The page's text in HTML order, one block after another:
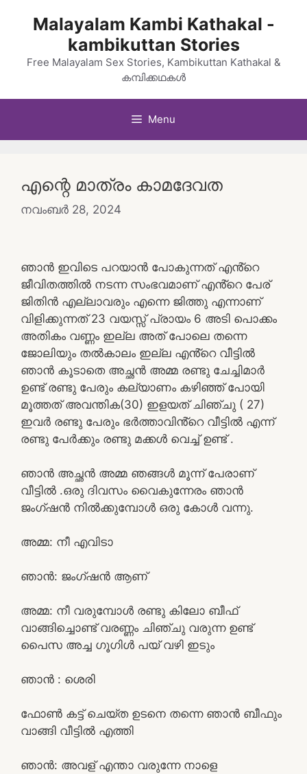
Malayalam Kambi Kathakal -
kambikuttan Stories
Free Malayalam Sex Stories, Kambikuttan Kathakal &
കമ്പിക്കഥകൾ
Menu
എന്റെ മാത്രം കാമദേവത
നവംബർ 28, 2024
ഞാൻ ഇവിടെ പറയാൻ പോകുന്നത് എൻ്റെ
ജീവിതത്തിൽ നടന്ന സംഭവമാണ് എൻ്റെ പേര്
ജിതിൻ എല്ലാവരും എന്നെ ജിത്തു എന്നാണ്
വിളിക്കുന്നത് 23 വയസ്സ് പ്രായം 6 അടി പൊക്കം
അതികം വണ്ണം ഇല്ല അത് പോലെ തന്നെ
ജോലിയും തൽകാലം ഇല്ല എൻ്റെ വീട്ടിൽ
ഞാൻ കൂടാതെ അച്ഛൻ അമ്മ രണ്ടു ചേച്ചിമാർ
ഉണ്ട് രണ്ടു പേരും കല്യാണം കഴിഞ്ഞ് പോയി
മൂത്തത് അവന്തിക(30) ഇളയത് ചിഞ്ചു ( 27)
ഇവർ രണ്ടു പേരും ഭർത്താവിൻ്റെ വീട്ടിൽ എന്ന്
രണ്ടു പേർക്കും രണ്ടു മക്കൾ വെച്ച് ഉണ്ട് .
ഞാൻ അച്ഛൻ അമ്മ ഞങ്ങൾ മൂന്ന് പേരാണ്
വീട്ടിൽ .ഒരു ദിവസം വൈകുന്നേരം ഞാൻ
ജംഗ്ഷൻ നിൽക്കുമ്പോൾ ഒരു കോൾ വന്നു.
അമ്മ: നീ എവിടാ
ഞാൻ: ജംഗ്ഷൻ ആണ്
അമ്മ: നീ വരുമ്പോൾ രണ്ടു കിലോ ബീഫ്
വാങ്ങിച്ചൊണ്ട് വരണ്ണം ചിഞ്ചു വരുന്ന ഉണ്ട്
പൈസ അച്ച ഗൂഗിൾ പയ് വഴി ഇടും
ഞാൻ : ശെരി
ഫോൺ കട്ട് ചെയ്ത ഉടനെ തന്നെ ഞാൻ ബീഫും
വാങ്ങി വീട്ടിൽ എത്തി
ഞാൻ: അവള് എന്താ വരുന്നേ നാളെ